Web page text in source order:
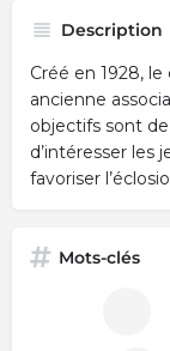
Description
Créé en 1928,
ancienne
objectifs sont
d’intéresser les
favoriser
Mots-clés